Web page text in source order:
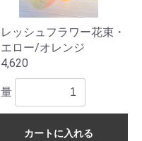
ッシュフラワー花束・
ロー/オレンジ
4,620
カートに入れる